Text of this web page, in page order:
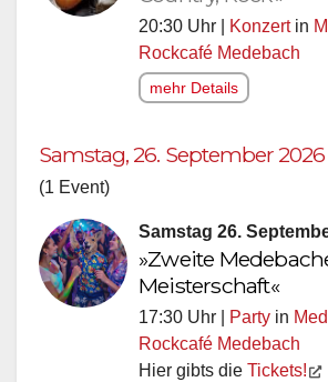
20:30 Uhr | Konzertin
Rockcafé Medebach
mehr Details
Samstag, 26. September 2026
(1 Event)
Samstag 26.
»Zweite
Meisterschaft«
17:30 Uhr | Party in
Rockcafé Medebach
Hier gibts die Tickets!